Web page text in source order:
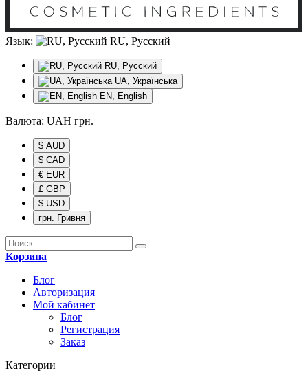
Язык: RU, Русский
RU, Русский
UA, Українська
EN, English
Валюта: UAH грн.
$ AUD
$ CAD
€ EUR
£ GBP
$ USD
грн. Гривня
Корзина
Блог
Авторизация
Мой кабинет
Блог
Регистрация
Заказ
Категории